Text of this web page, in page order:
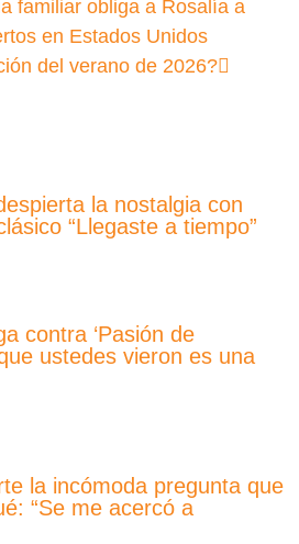
familiar obliga a Rosalía a
en Estados Unidos
del verano de 2026?
la nostalgia con
“Llegaste a tiempo”
contra ‘Pasión de
ustedes vieron es una
la incómoda pregunta que
“Se me acercó a